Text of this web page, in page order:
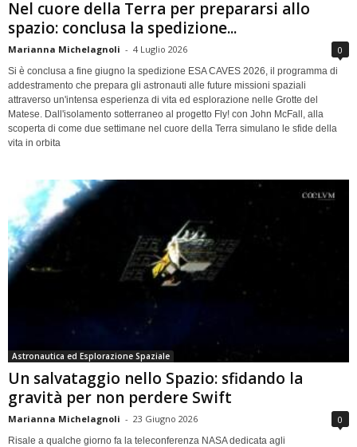
Nel cuore della Terra per prepararsi allo
spazio: conclusa la spedizione...
Marianna Michelagnoli - 4 Luglio 2026 0
Si è conclusa a fine giugno la spedizione ESA CAVES 2026, il programma di
addestramento che prepara gli astronauti alle future missioni spaziali
attraverso un'intensa esperienza di vita ed esplorazione nelle Grotte del
Matese. Dall'isolamento sotterraneo al progetto Fly! con John McFall, alla
scoperta di come due settimane nel cuore della Terra simulano le sfide della
vita in orbita
Astronautica ed Esplorazione Spaziale
Un salvataggio nello Spazio: sfidando la
gravità per non perdere Swift
Marianna Michelagnoli - 23 Giugno 2026 0
Risale a qualche giorno fa la teleconferenza NASA dedicata agli